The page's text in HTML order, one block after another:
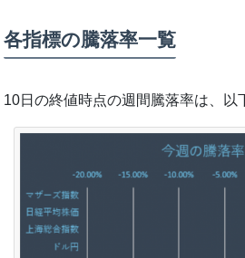
各指標の騰落率一覧
10日の終値時点の週間騰落率は、以